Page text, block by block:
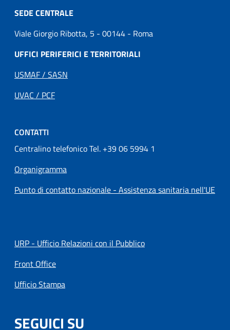
SEDE CENTRALE
Viale Giorgio Ribotta, 5 - 00144 - Roma
UFFICI PERIFERICI E TERRITORIALI
USMAF / SASN
UVAC / PCF
CONTATTI
Centralino telefonico Tel. +39 06 5994 1
Organigramma
Punto di contatto nazionale - Assistenza sanitaria nell'UE
URP - Ufficio Relazioni con il Pubblico
Front Office
Ufficio Stampa
SEGUICI SU